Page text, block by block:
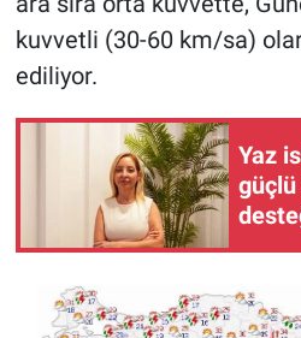
kuvvetli (30-60 km/sa)
ediliyor.
Yaz
Programlar
Sağlık
Teknoloji
Türkiye'nin Geleceği
Türkiye'nin Gündemi